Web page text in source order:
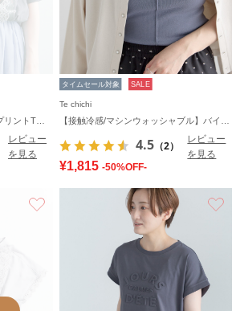
レビュー
を見る
タイムセール対象 SALE
Te chichi
4.5 （2）
レビュー
を見る
¥1,815 -50%OFF-